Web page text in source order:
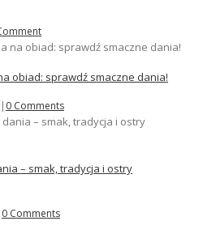
obiad: sprawdź smaczne dania!
| 0 Comments
– smak, tradycja i ostry
0 Comments